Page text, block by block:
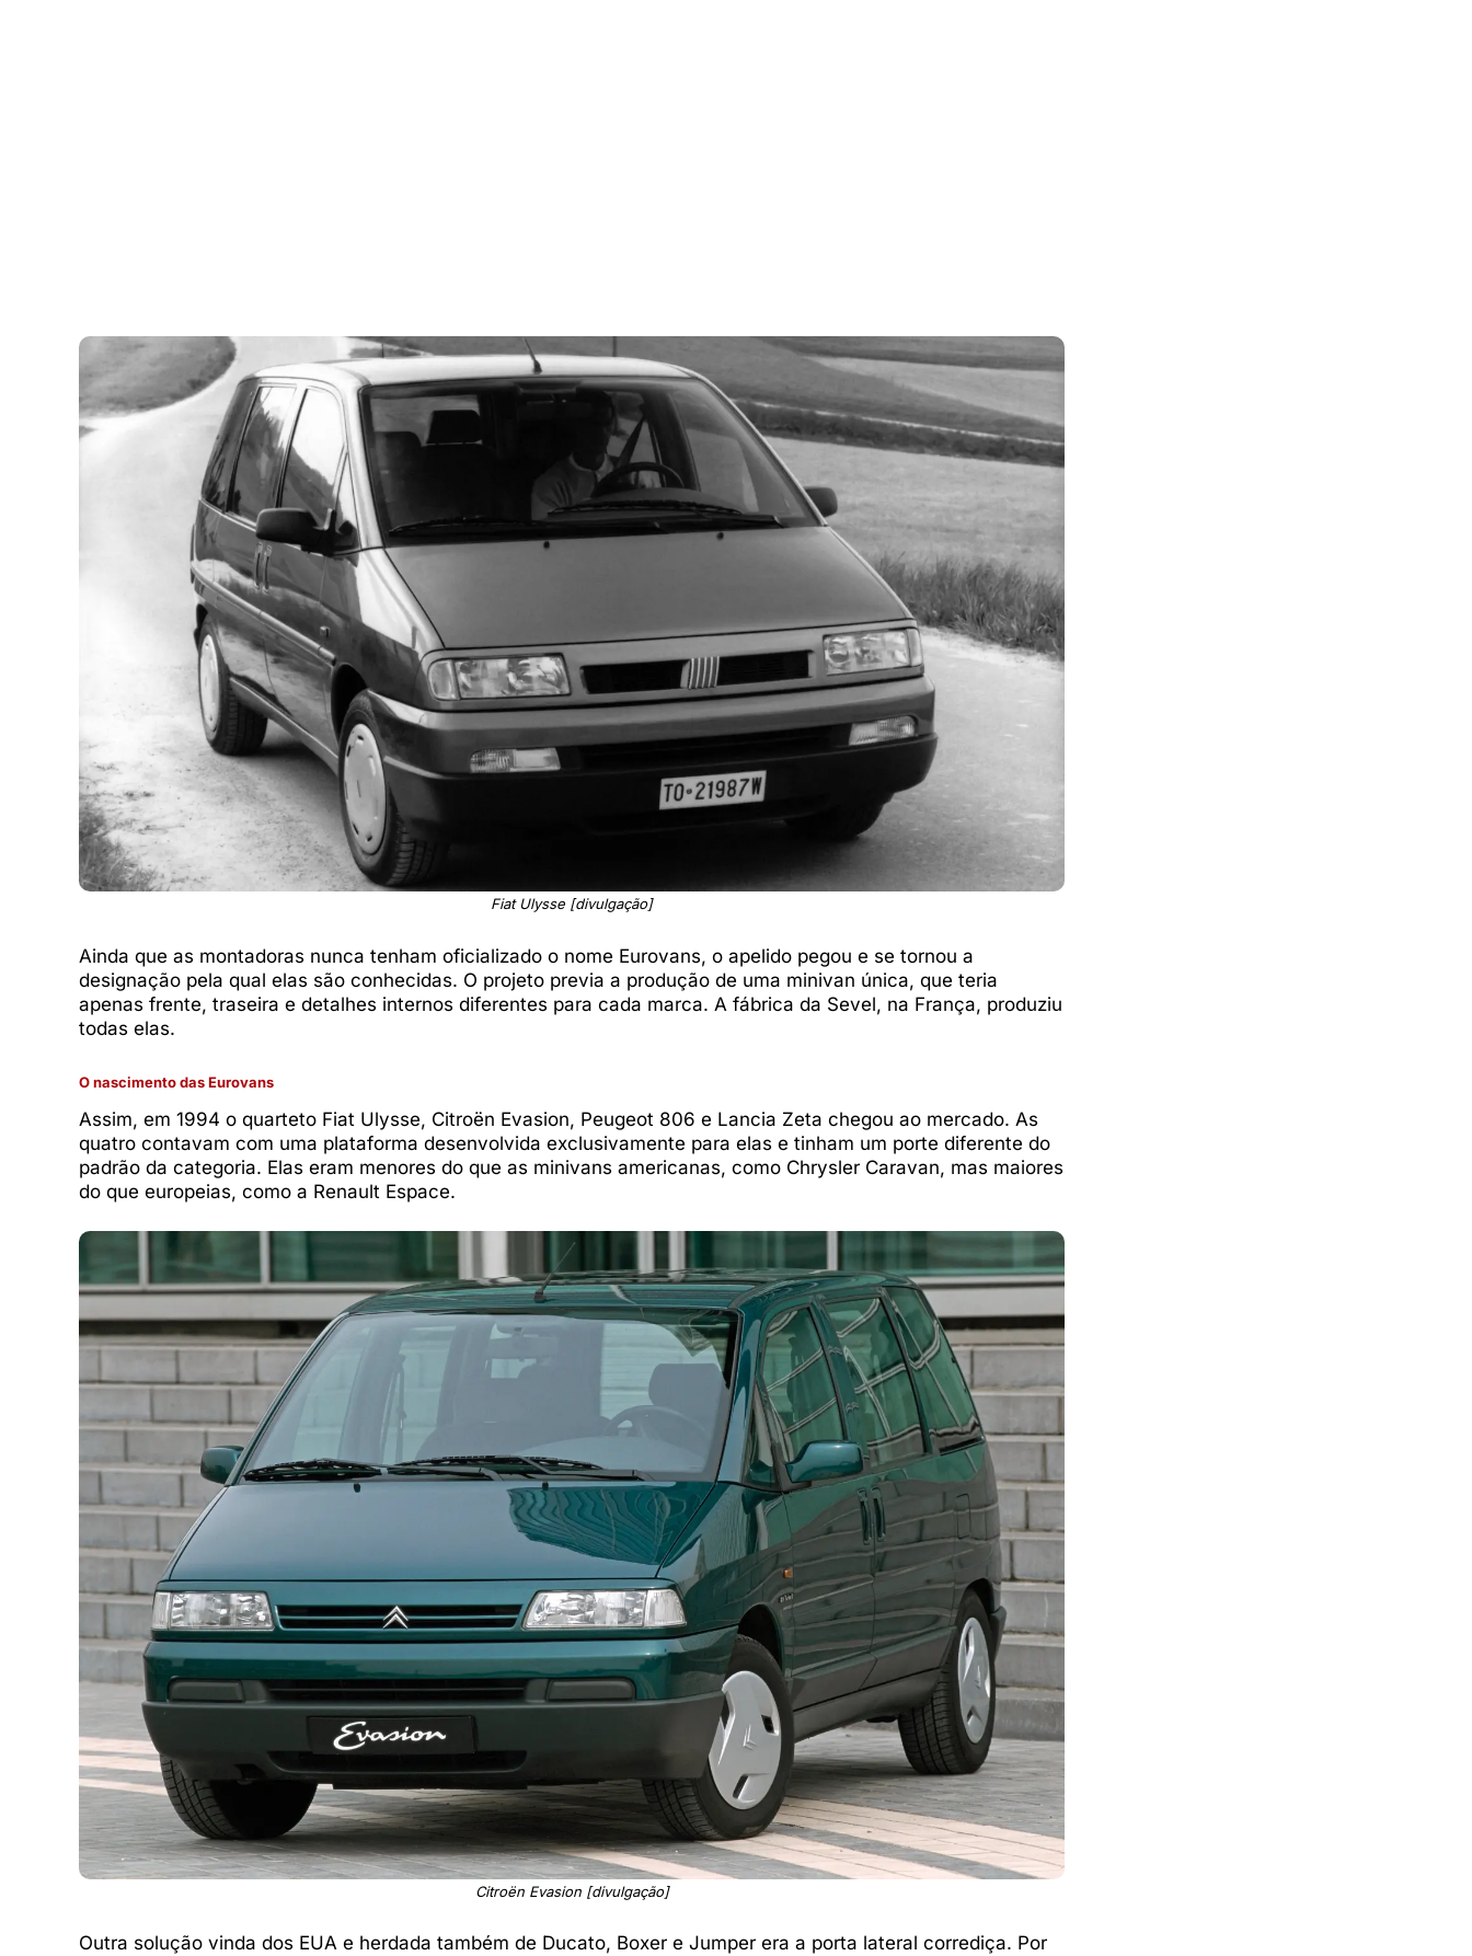
Fiat Ulysse [divulgação]
Ainda que as montadoras nunca tenham oficializado o nome Eurovans, o apelido pegou e se tornou a
designação pela qual elas são conhecidas. O projeto previa a produção de uma minivan única, que teria
apenas frente, traseira e detalhes internos diferentes para cada marca. A fábrica da Sevel, na França, produziu
todas elas.
O nascimento das Eurovans
Assim, em 1994 o quarteto Fiat Ulysse, Citroën Evasion, Peugeot 806 e Lancia Zeta chegou ao mercado. As
quatro contavam com uma plataforma desenvolvida exclusivamente para elas e tinham um porte diferente do
padrão da categoria. Elas eram menores do que as minivans americanas, como Chrysler Caravan, mas maiores
do que europeias, como a Renault Espace.
Citroën Evasion [divulgação]
Outra solução vinda dos EUA e herdada também de Ducato, Boxer e Jumper era a porta lateral corrediça. Por